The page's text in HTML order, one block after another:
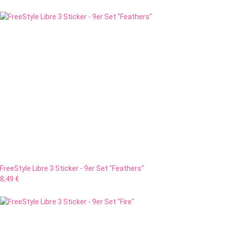
FreeStyle Libre 3 Sticker - 9er Set "Feathers"
8,49 €